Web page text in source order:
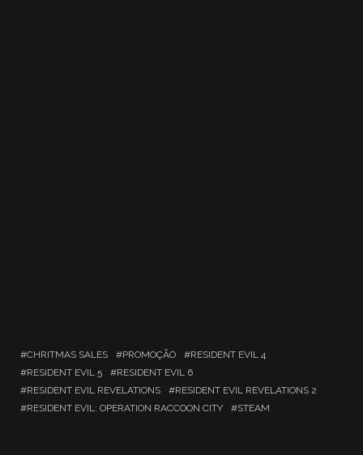
CHRITMAS SALES PROMOÇÃO
RESIDENT EVIL 4
RESIDENT EVIL 5
RESIDENT EVIL 6
RESIDENT EVIL REVELATIONS
RESIDENT EVIL REVELATIONS 2
RESIDENT EVIL: OPERATION RACCOON CITY
STEAM